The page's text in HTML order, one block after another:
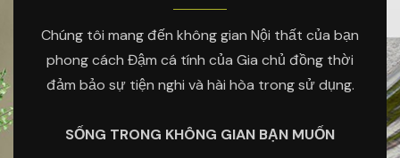
Chúng tôi mang đến không gian Nội thất của bạn
phong cách Đậm cá tính của Gia chủ đồng thời
đảm bảo sự tiện nghi và hài hòa trong sử dụng.
SỐNG TRONG KHÔNG GIAN BẠN MUỐN